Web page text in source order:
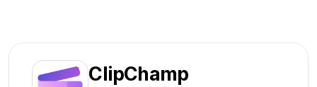
ClipChamp